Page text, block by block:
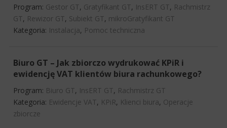
Program: Gestor GT, Gratyfikant GT, InsERT GT, Rachmistrz
GT, Rewizor GT, Subiekt GT, mikroGratyfikant GT
Kategoria: Instalacja, Pomoc techniczna
Biuro GT – Jak zbiorczo wydrukować KPiR i
ewidencję VAT klientów biura rachunkowego?
Program: Biuro GT, InsERT GT, Rachmistrz GT
Kategoria: Ewidencje VAT, KPiR, Klienci biura, Operacje
zbiorcze